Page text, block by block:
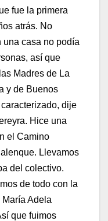
fue la primera
atrás. No
una casa no podía
así que
Madres de La
y de Buenos
dije
Hice una
el Camino
Llevamos
del colectivo.
de todo con la
Adela
que fuimos